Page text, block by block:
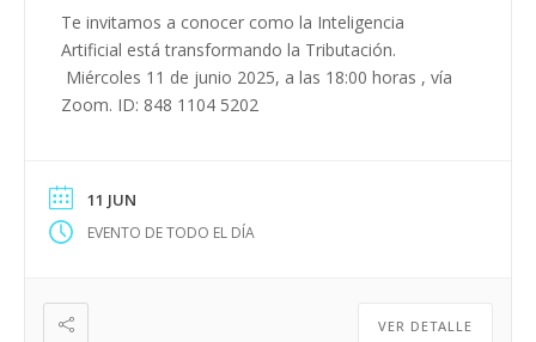
Te invitamos a conocer como la Inteligencia
Artificial está transformando la Tributación.
Miércoles 11 de junio 2025, a las 18:00 horas , vía
Zoom. ID: 848 1104 5202
11 JUN
EVENTO DE TODO EL DÍA
VER DETALLE